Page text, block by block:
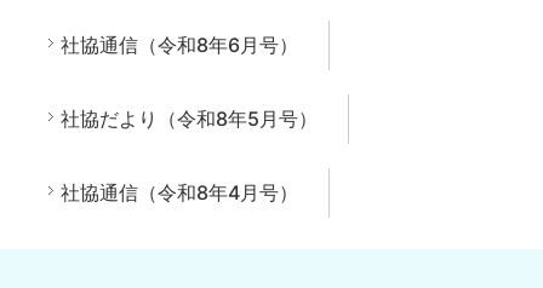
社協通信（令和8年6月号）
社協だより（令和8年5月号）
社協通信（令和8年4月号）